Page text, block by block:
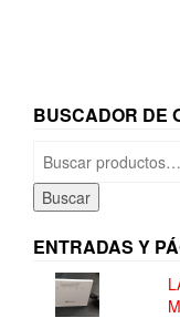
BUSCADOR DE
Buscar
por:
Buscar
ENTRADAS Y